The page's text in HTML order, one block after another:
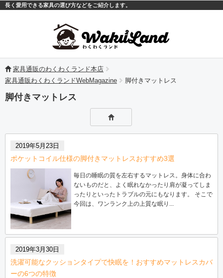
長く愛用できる家具の選び方などをご紹介します。
家具通販のわくわくランド本店
家具通販わくわくランドWebMagazine
脚付きマットレス
脚付きマットレス
2019年5月23日
ポケットコイル仕様の脚付きマットレスおすすめ3選
毎日の睡眠の質を左右するマットレス。身体に合わ
ないものだと、よく眠れなかったり肩が凝ってしま
ったりといったトラブルの元にもなります。 そこで
今回は、ワンランク上の上質な眠り...
2019年3月30日
洗濯可能なクッションタイプで快眠を！おすすめマットレスカバ
ーの6つの特徴
モバイルPC